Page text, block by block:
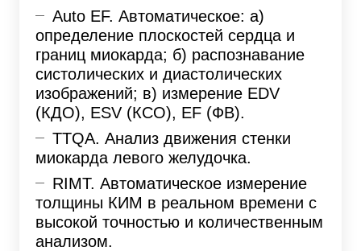
Auto EF. Автоматическое: а)
определение плоскостей сердца и
границ миокарда; б) распознавание
систолических и диастолических
изображений; в) измерение EDV
(КДО), ESV (КСО), EF (ФВ).
TTQA. Анализ движения стенки
миокарда левого желудочка.
RIMT. Автоматическое измерение
толщины КИМ в реальном времени с
высокой точностью и количественным
анализом.